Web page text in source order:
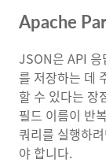
Apache
JSON은 API 응
를 저장하는 데
할 수 있다는 장
필드 이름이 반
쿼리를 실행하
야 합니다.